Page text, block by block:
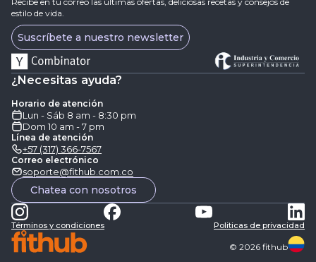
estilo de vida.
Suscríbete a nuestro newsletter
¿Necesitas ayuda?
Horario de atención
Lun - Sáb 8 am - 8:30 pm
Dom 10 am - 7 pm
Línea de atención
+57 (317) 366-7567
Correo electrónico
soporte@fithub.com.co
Chatea con nosotros
Términos y condiciones Politicas de privacidad
© 2026 fithub